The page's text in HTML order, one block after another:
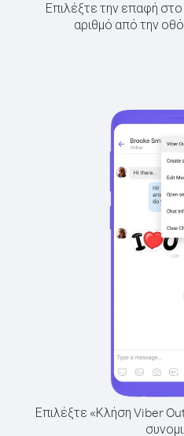
Επιλέξτε την επαφή
αριθμό από την
Επιλέξτε «Κλήση Viber